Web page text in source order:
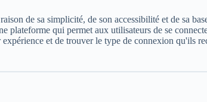
de sa simplicité, de son accessibilité et de sa
plateforme qui permet aux utilisateurs de se
et de trouver le type de connexion qu'ils